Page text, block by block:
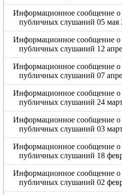
Информационное сообщение о
публичных слушаний 05 мая
Информационное сообщение о
публичных слушаний 12
Информационное сообщение о
публичных слушаний 07
Информационное сообщение о
публичных слушаний 24
Информационное сообщение о
публичных слушаний 03
Информационное сообщение о
публичных слушаний 18
Информационное сообщение о
публичных слушаний 02